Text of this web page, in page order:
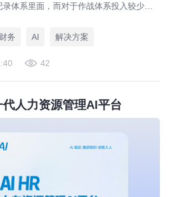
体系里面，而对于作战体系投入较少。
会越来越多。作战体系帮助企业“多打粮
“深耕细作”，为企业创造远超过去的价
务 AI 解决方案
42
人力资源管理AI平台